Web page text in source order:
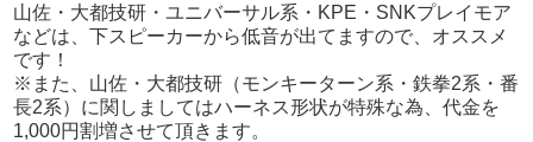
山佐・大都技研・ユニバーサル系・KPE・SNKプレイモア
などは、下スピーカーから低音が出てますので、オススメ
です！
※また、山佐・大都技研（モンキーターン系・鉄拳2系・番
長2系）に関しましてはハーネス形状が特殊な為、代金を
1,000円割増させて頂きます。